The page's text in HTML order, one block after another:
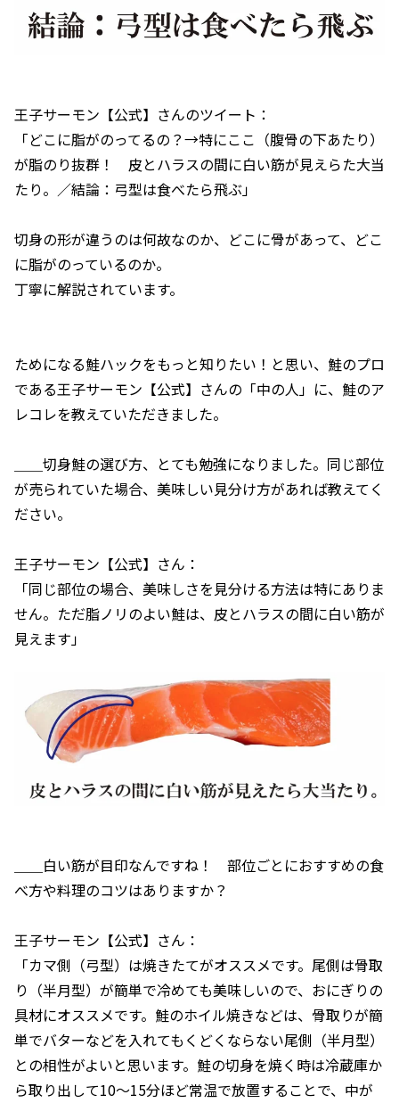
王子サーモン【公式】さんのツイート：
「どこに脂がのってるの？→特にここ（腹骨の下あたり）
が脂のり抜群！ 皮とハラスの間に白い筋が見えらた大当
たり。／結論：弓型は食べたら飛ぶ」
切身の形が違うのは何故なのか、どこに骨があって、どこ
に脂がのっているのか。
丁寧に解説されています。
ためになる鮭ハックをもっと知りたい！と思い、鮭のプロ
である王子サーモン【公式】さんの「中の人」に、鮭のア
レコレを教えていただきました。
＿＿切身鮭の選び方、とても勉強になりました。同じ部位
が売られていた場合、美味しい見分け方があれば教えてく
ださい。
王子サーモン【公式】さん：
「同じ部位の場合、美味しさを見分ける方法は特にありま
せん。ただ脂ノリのよい鮭は、皮とハラスの間に白い筋が
見えます」
＿＿白い筋が目印なんですね！ 部位ごとにおすすめの食
べ方や料理のコツはありますか？
王子サーモン【公式】さん：
「カマ側（弓型）は焼きたてがオススメです。尾側は骨取
り（半月型）が簡単で冷めても美味しいので、おにぎりの
具材にオススメです。鮭のホイル焼きなどは、骨取りが簡
単でバターなどを入れてもくどくならない尾側（半月型）
との相性がよいと思います。鮭の切身を焼く時は冷蔵庫か
ら取り出して10～15分ほど常温で放置することで、中が